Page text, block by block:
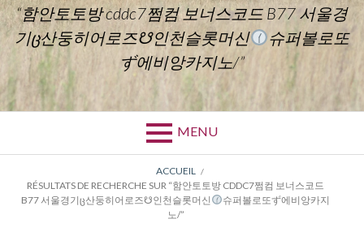
“함안토토방 cddc7쩜컴 보너스코드 B77 서울경
기ც산둥히어로즈☋인천슬롯머신
슈퍼볼로또
ず에비앙카지노/”
MENU
FIL
D'ARIANE
ACCUEIL
RÉSULTATS DE RECHERCHE SUR “함안토토방 CDDC7쩜컴 보너스코드
B77 서울경기Ც산둥히어로즈☋인천슬롯머신
슈퍼볼로또ず에비앙카지
노/”